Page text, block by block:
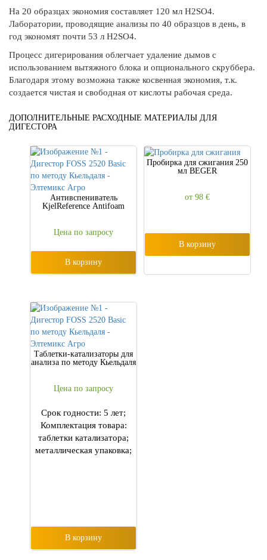
На 20 образцах экономия составляет 120 мл H2SO4.
Лаборатории, проводящие анализы по 40 образцов в день, в
год экономят почти 53 л H2SO4.
Процесс дигерирования облегчает удаление дымов с
использованием вытяжного блока и опционального скруббера.
Благодаря этому возможна также косвенная экономия, т.к.
создается чистая и свободная от кислоты рабочая среда.
ДОПОЛНИТЕЛЬНЫЕ РАСХОДНЫЕ МАТЕРИАЛЫ ДЛЯ
ДИГЕСТОРА
Антивспениватель
KjelReference Antifoam
Цена по запросу
В корзину
Пробирка для сжигания 250
мл BEGER
от 98€
В корзину
Таблетки-катализаторы для
анализа по методу Кьельдаля
Цена по запросу
Срок годности: 5 лет;
Комплектация товара:
таблетки катализатора;
металлическая упаковка;
В корзину